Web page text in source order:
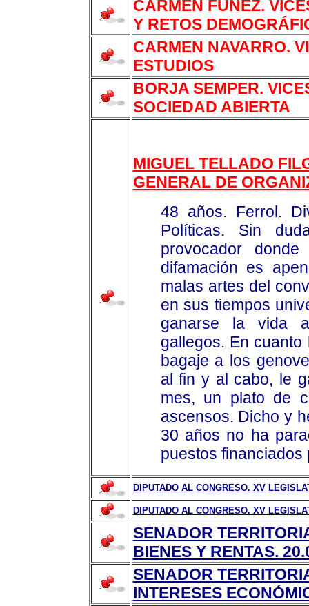
CARMEN FÚNEZ.
Y RETOS
CARMEN NAVARRO.
ESTUDIOS
BORJA SEMPER.
SOCIEDAD ABIERTA
MIGUEL TELLADO
GENERAL DE
48 años. Ferrol.
Políticas. Sin
provocador
difamación es
malas artes del
en sus tiempos
ganarse la vida
gallegos. En
bagaje a los
al fin y al cabo, le
mes, un plato de
ascensos. Dicho y
30 años no ha
puestos financiados
DIPUTADO AL CONGRESO. XV
DIPUTADO AL CONGRESO. XV
SENADOR
BIENES Y RENTAS.
SENADOR
INTERESES